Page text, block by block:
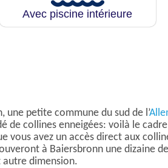
Avec piscine intérieure
une petite commune du sud de l’
collines enneigées: voilà le
vous avez un accès direct aux
à Baiersbronn une dizaine
autre dimension.